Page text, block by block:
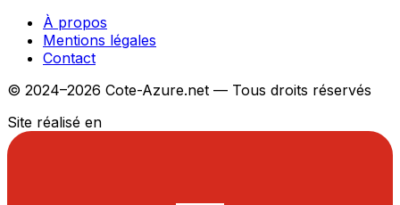
À propos
Mentions légales
Contact
© 2024–2026 Cote-Azure.net — Tous droits réservés
Site réalisé en